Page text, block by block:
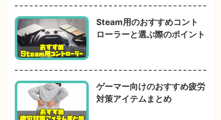
Steam用のおすすめコント
ローラーと選ぶ際のポイント
ゲーマー向けのおすすめ疲労
対策アイテムまとめ